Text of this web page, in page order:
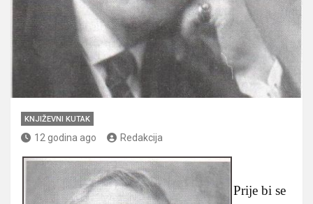
KNJIŽEVNI KUTAK
12 godina ago Redakcija
Prije bi se